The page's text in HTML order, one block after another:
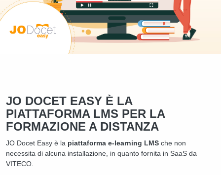
JO DOCET EASY È LA
PIATTAFORMA LMS PER LA
FORMAZIONE A DISTANZA
JO Docet Easy è la piattaforma e-learning LMS che non
necessita di alcuna installazione, in quanto fornita in SaaS da
VITECO.